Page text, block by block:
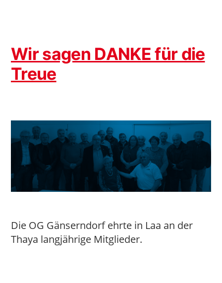
Wir sagen DANKE für die
Treue
Die OG Gänserndorf ehrte in Laa an der
Thaya langjährige Mitglieder.